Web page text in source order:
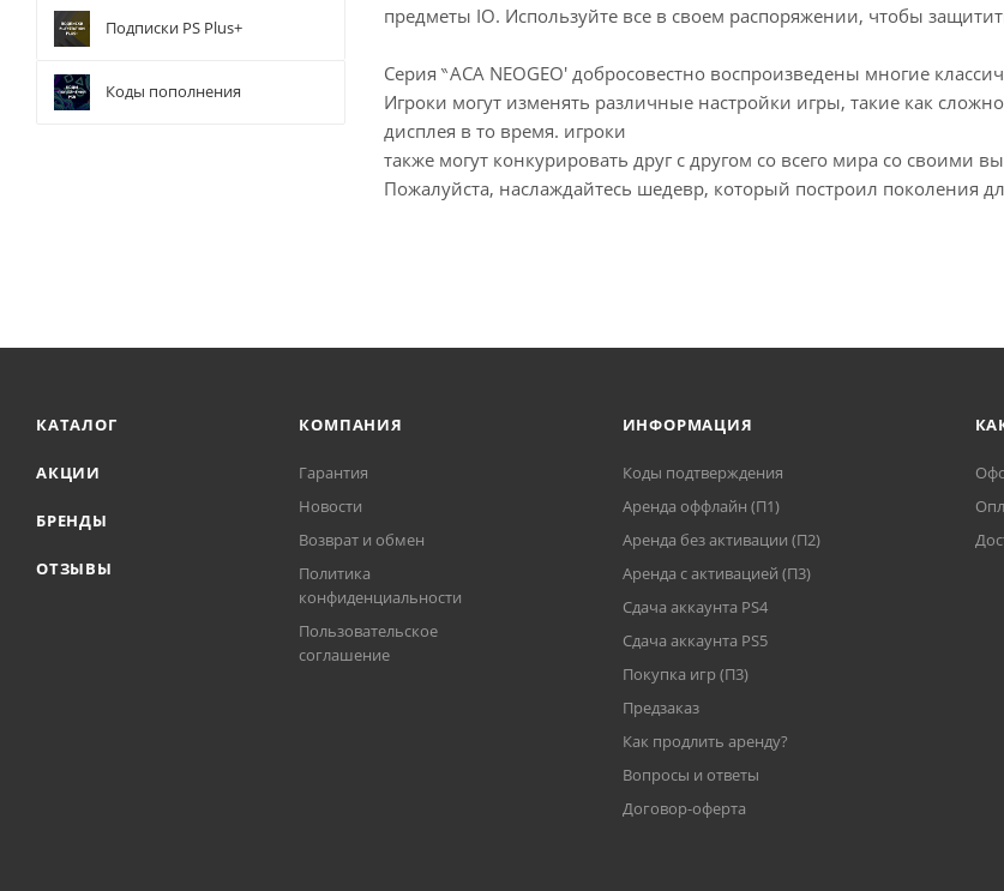
предметы IO. Используйте все в своем распоряжении, чтобы
Серия ‶АСА NEOGEO' добросовестно воспроизведены многие
Игроки могут изменять различные настройки игры, такие как
дисплея в то время. игроки
также могут конкурировать друг с другом со всего мира со своими
Пожалуйста, наслаждайтесь шедевр, который построил поколения
Подписки PS Plus+
Коды пополнения
КАТАЛОГ
АКЦИИ
БРЕНДЫ
ОТЗЫВЫ
КОМПАНИЯ
Гарантия
Новости
Возврат и обмен
Политика
конфиденциальности
Пользовательское
соглашение
ИНФОРМАЦИЯ
Коды подтверждения
Аренда оффлайн (П1)
Аренда без активации (П2)
Аренда с активацией (П3)
Сдача аккаунта PS4
Cдача аккаунта PS5
Покупка игр (П3)
Предзаказ
Как продлить аренду?
Вопросы и ответы
Договор-оферта